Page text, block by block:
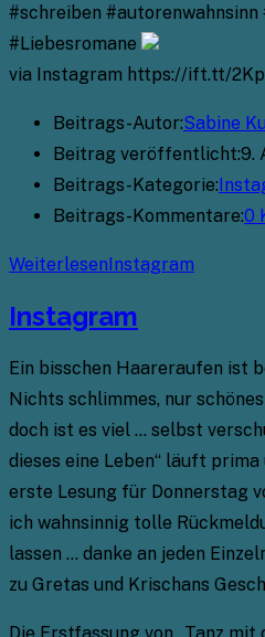
#schreiben
#Liebesromane
via Instagram https://ift.tt/
Beitrags-Autor:Sabine
Beitrag veröffentlicht:9.
Beitrags-Kategorie:
Beitrags-Kommentare:0
WeiterlesenInstagram
Instagram
Ein bisschen Haareraufen ist
Nichts schlimmes, nur
doch ist es viel … selbst
dieses eine Leben“ läuft
erste Lesung für Donnerstag
ich wahnsinnig tolle
lassen … danke an jeden
zu Gretas und Krischans